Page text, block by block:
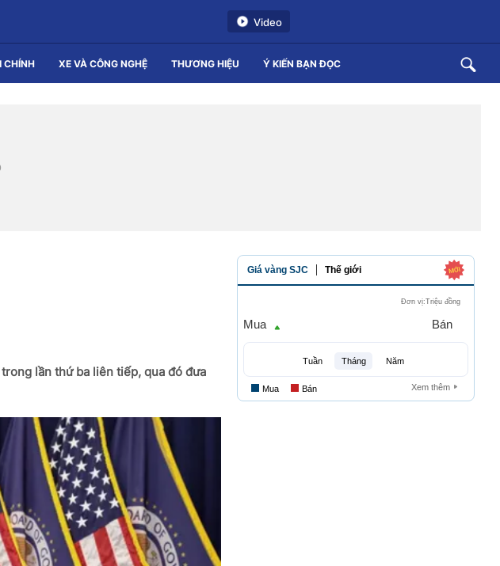
Video
CHÍNH XE VÀ CÔNG NGHỆ THƯƠNG HIỆU Ý KIẾN BẠN ĐỌC
lần thứ ba liên tiếp, qua đó đưa